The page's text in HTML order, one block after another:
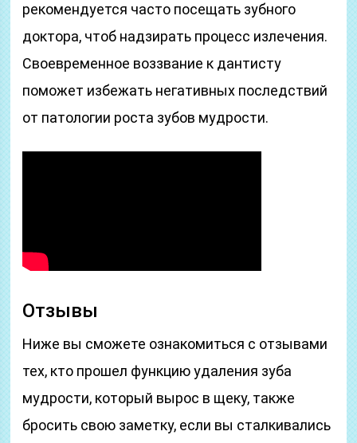
рекомендуется часто посещать зубного
доктора, чтоб надзирать процесс излечения.
Своевременное воззвание к дантисту
поможет избежать негативных последствий
от патологии роста зубов мудрости.
Отзывы
Ниже вы сможете ознакомиться с отзывами
тех, кто прошел функцию удаления зуба
мудрости, который вырос в щеку, также
бросить свою заметку, если вы сталкивались